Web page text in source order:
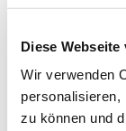
Diese
Wir verwenden
personalisieren,
zu können und
Mobil: